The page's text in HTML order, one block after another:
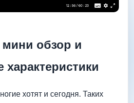
обзор и
характеристики
хотят и сегодня. Таких